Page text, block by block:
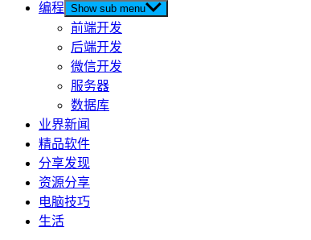
编程 Show sub menu
前端开发
后端开发
微信开发
服务器
数据库
业界新闻
精品软件
分享发现
资源分享
电脑技巧
生活